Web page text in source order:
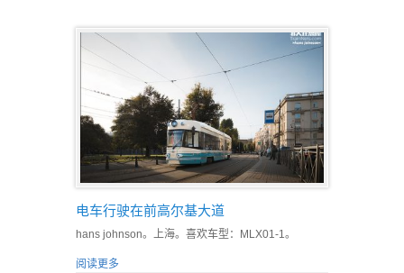
电车行驶在前高尔基大道
hans johnson。上海。喜欢车型：MLX01-1。
阅读更多